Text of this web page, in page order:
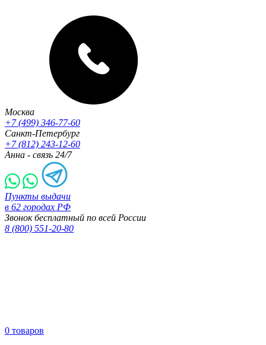
Москва
+7 (499) 346-77-60
Санкт-Петербург
+7 (812) 243-12-60
Анна - связь 24/7
Пункты выдачи
в 62 городах РФ
Звонок бесплатный по всей России
8 (800) 551-20-80
0 товаров